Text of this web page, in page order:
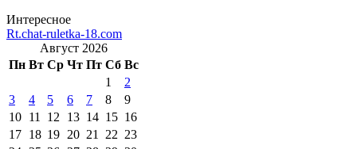
Интересное
Rt.chat-ruletka-18.com
Август 2026
Пн Вт Ср Чт Пт Сб Вс
1
2
3
4 5 6 7 8
9
10 11 12 13 14 15 16
17 18 19 20 21 22 23